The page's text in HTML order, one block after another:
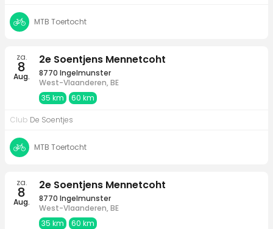
MTB Toertocht
za.
8
Aug.
2e Soentjens Mennetcoht
8770 Ingelmunster
West-Vlaanderen, BE
35 km
60 km
Club De Soentjes
MTB Toertocht
za.
8
Aug.
2e Soentjens Mennetcoht
8770 Ingelmunster
West-Vlaanderen, BE
35 km
60 km